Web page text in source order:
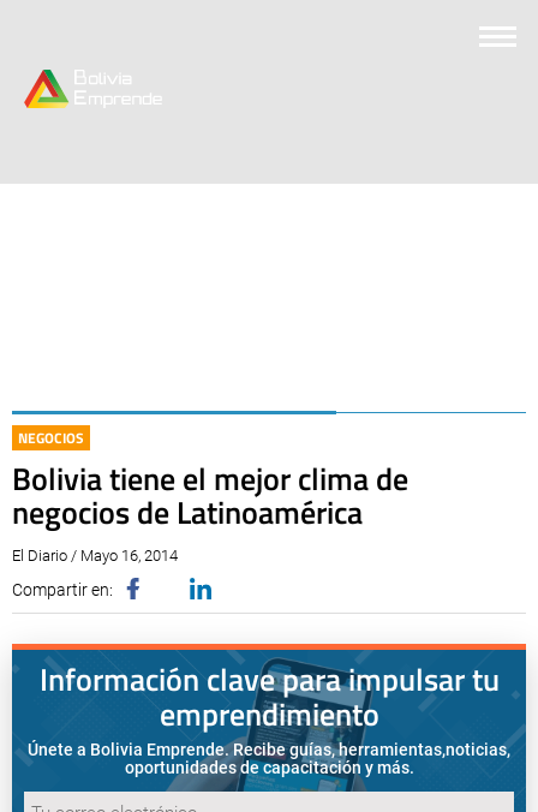
NEGOCIOS
Bolivia tiene el mejor clima de
negocios de Latinoamérica
El Diario / Mayo 16, 2014
Compartir en:
Información clave para impulsar tu
emprendimiento
Únete a Bolivia Emprende. Recibe guías, herramientas,noticias,
oportunidades de capacitación y más.